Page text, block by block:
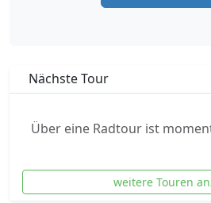
Nächste Tour
Über eine Radtour ist
weitere Touren